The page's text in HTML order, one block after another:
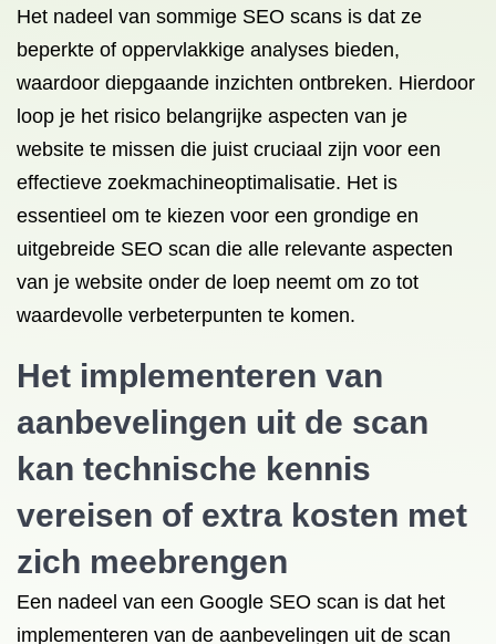
Het nadeel van sommige SEO scans is dat ze
beperkte of oppervlakkige analyses bieden,
waardoor diepgaande inzichten ontbreken. Hierdoor
loop je het risico belangrijke aspecten van je
website te missen die juist cruciaal zijn voor een
effectieve zoekmachineoptimalisatie. Het is
essentieel om te kiezen voor een grondige en
uitgebreide SEO scan die alle relevante aspecten
van je website onder de loep neemt om zo tot
waardevolle verbeterpunten te komen.
Het implementeren van
aanbevelingen uit de scan
kan technische kennis
vereisen of extra kosten met
zich meebrengen
Een nadeel van een Google SEO scan is dat het
implementeren van de aanbevelingen uit de scan